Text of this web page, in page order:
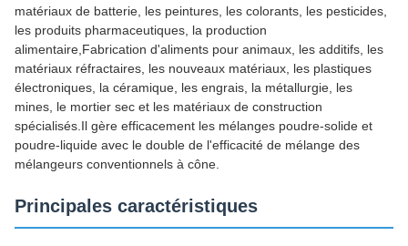
matériaux de batterie, les peintures, les colorants, les pesticides,
les produits pharmaceutiques, la production
alimentaire,Fabrication d'aliments pour animaux, les additifs, les
matériaux réfractaires, les nouveaux matériaux, les plastiques
électroniques, la céramique, les engrais, la métallurgie, les
mines, le mortier sec et les matériaux de construction
spécialisés.Il gère efficacement les mélanges poudre-solide et
poudre-liquide avec le double de l'efficacité de mélange des
mélangeurs conventionnels à cône.
Principales caractéristiques